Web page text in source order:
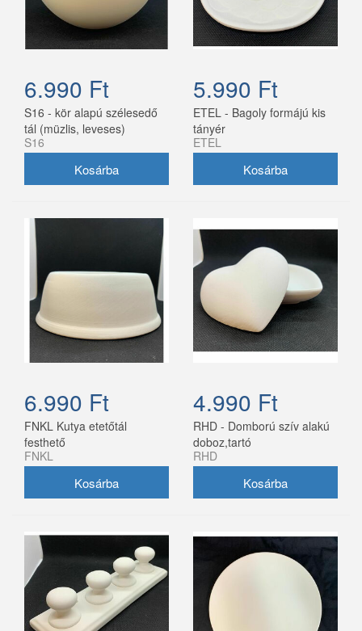
6.990 Ft
S16 - kör alapú szélesedő
tál (müzlis, leveses)
S16
5.990 Ft
ETEL - Bagoly formájú kis
tányér
ETEL
6.990 Ft
FNKL Kutya etetőtál
festhető
FNKL
4.990 Ft
RHD - Domború szív alakú
doboz,tartó
RHD